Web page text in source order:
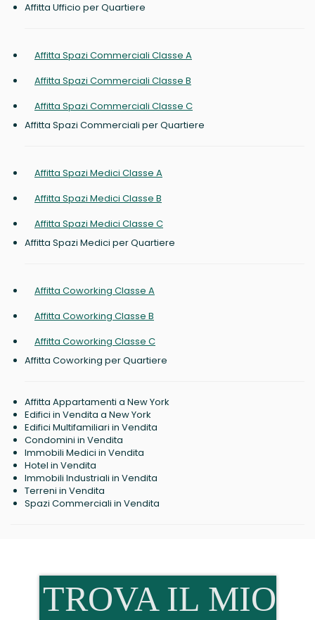
Affitta Ufficio per Quartiere
Affitta Spazi Commerciali Classe A
Affitta Spazi Commerciali Classe B
Affitta Spazi Commerciali Classe C
Affitta Spazi Commerciali per Quartiere
Affitta Spazi Medici Classe A
Affitta Spazi Medici Classe B
Affitta Spazi Medici Classe C
Affitta Spazi Medici per Quartiere
Affitta Coworking Classe A
Affitta Coworking Classe B
Affitta Coworking Classe C
Affitta Coworking per Quartiere
Affitta Appartamenti a New York
Edifici in Vendita a New York
Edifici Multifamiliari in Vendita
Condomini in Vendita
Immobili Medici in Vendita
Hotel in Vendita
Immobili Industriali in Vendita
Terreni in Vendita
Spazi Commerciali in Vendita
TROVA IL MIO